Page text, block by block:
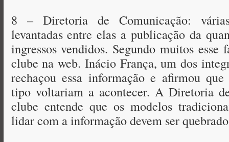
8 – Diretoria de Comunicação:
levantadas entre elas a publicação da
ingressos vendidos. Segundo muitos
clube na web. Inácio França, um dos
rechaçou essa informação e afirmou que
tipo voltariam a acontecer. A Diretoria
clube entende que os modelos
lidar com a informação devem ser